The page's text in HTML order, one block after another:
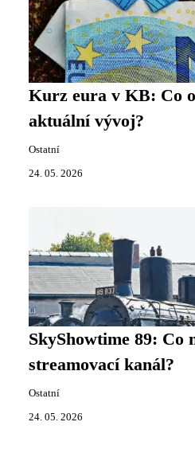
Kurz eura v KB: Co
aktuální vývoj?
Ostatní
24. 05. 2026
SkyShowtime 89: Co
streamovací kanál?
Ostatní
24. 05. 2026